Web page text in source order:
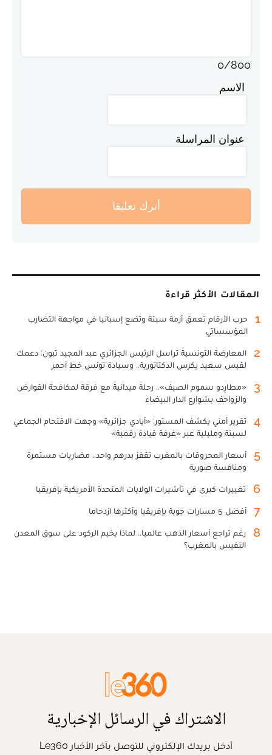
0/800
الاسم
عنوان المراسلة
أترك تعليقا
المقالات الأكثر قراءة
1
حرب الأرقام تعمق أزمة سبتة وتضع إسبانيا في مواجهة التضارب
المؤسساتي
2
المعارضة التونسية تراسل الرئيس الجزائري عبد المجيد تبون: دعمك
لقيس سعيد يكرس الدكتاتورية.. وسيادة تونس خط أحمر
3
«مطارِدو سموم الصيف».. رحلة ميدانية مع فرقة لمكافحة القوارض
والزواحف بشوارع الدار البيضاء
4
تقرير أمني يكشف المستور: «أيادي جزائرية» وجهت الاقتحام الجماعي
لسبتة ومليلية عبر «غرفة قيادة رقمية»
5
أسعار المحروقات بالمغرب تقفز بدرهم واحد.. مضاربات مستمرة
ومنافسة صورية
6 تغييرات كبرى في تأشيرات الولايات المتحدة الأمريكية بإفريقيا
7 أفضل 5 مسارات جوية بإفريقيا وأكثرها ازدحاما
8
رغم تراجع أسعار الذهب عالميا.. لماذا يخيم الركود على سوق المعدن
النفيس بالمغرب؟
الاشتراك في الرسائل الإخبارية
أدخل بريدك الإلكتروني للتوصل بآخر الأخبار Le360